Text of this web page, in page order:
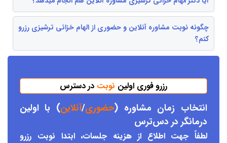
چگونه نوبت مشاوره آنلاین و حضوری از الهام خزائی ترشیزی رزرو
کنم؟
رزرو فوری اولین نوبت در دسترس
انتخاب زمان مشاوره (حضوری/آنلاین) با اولین
درمانگر در دسترس
لطفاً جهت اطلاع از هزینه جلسات، ابتدا نوبت رزرو